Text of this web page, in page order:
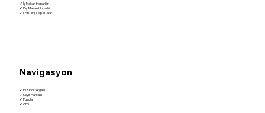
Navigasyon
✓ Hız Göstergesi
✓ Seyir Haritası
✓ Pusula
✓ GPS
✓ İç Mekan Hoparlör
✓ Dış Mekan Hoparlör
✓ USB Girişli Mp3 Çalar